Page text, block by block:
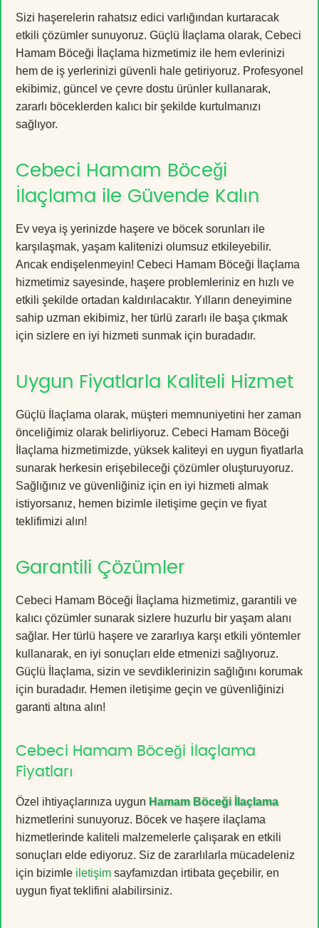
Sizi haşerelerin rahatsız edici varlığından kurtaracak
etkili çözümler sunuyoruz. Güçlü İlaçlama olarak, Cebeci
Hamam Böceği İlaçlama hizmetimiz ile hem evlerinizi
hem de iş yerlerinizi güvenli hale getiriyoruz. Profesyonel
ekibimiz, güncel ve çevre dostu ürünler kullanarak,
zararlı böceklerden kalıcı bir şekilde kurtulmanızı
sağlıyor.
Cebeci Hamam Böceği
İlaçlama ile Güvende Kalın
Ev veya iş yerinizde haşere ve böcek sorunları ile
karşılaşmak, yaşam kalitenizi olumsuz etkileyebilir.
Ancak endişelenmeyin! Cebeci Hamam Böceği İlaçlama
hizmetimiz sayesinde, haşere problemleriniz en hızlı ve
etkili şekilde ortadan kaldırılacaktır. Yılların deneyimine
sahip uzman ekibimiz, her türlü zararlı ile başa çıkmak
için sizlere en iyi hizmeti sunmak için buradadır.
Uygun Fiyatlarla Kaliteli Hizmet
Güçlü İlaçlama olarak, müşteri memnuniyetini her zaman
önceliğimiz olarak belirliyoruz. Cebeci Hamam Böceği
İlaçlama hizmetimizde, yüksek kaliteyi en uygun fiyatlarla
sunarak herkesin erişebileceği çözümler oluşturuyoruz.
Sağlığınız ve güvenliğiniz için en iyi hizmeti almak
istiyorsanız, hemen bizimle iletişime geçin ve fiyat
teklifimizi alın!
Garantili Çözümler
Cebeci Hamam Böceği İlaçlama hizmetimiz, garantili ve
kalıcı çözümler sunarak sizlere huzurlu bir yaşam alanı
sağlar. Her türlü haşere ve zararlıya karşı etkili yöntemler
kullanarak, en iyi sonuçları elde etmenizi sağlıyoruz.
Güçlü İlaçlama, sizin ve sevdiklerinizin sağlığını korumak
için buradadır. Hemen iletişime geçin ve güvenliğinizi
garanti altına alın!
Cebeci Hamam Böceği İlaçlama
Fiyatları
Özel ihtiyaçlarınıza uygun Hamam Böceği İlaçlama
hizmetlerini sunuyoruz. Böcek ve haşere ilaçlama
hizmetlerinde kaliteli malzemelerle çalışarak en etkili
sonuçları elde ediyoruz. Siz de zararlılarla mücadeleniz
için bizimle iletişim sayfamızdan irtibata geçebilir, en
uygun fiyat teklifini alabilirsiniz.